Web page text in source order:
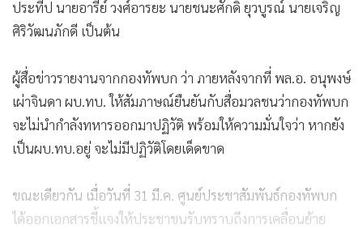
ประทีป นายอารีย์ วงศ์อารยะ นายชนะศักดิ์ ยุวบูรณ์ นายเจริญ
ศิริวัฒนภักดี เป็นต้น
ผู้สื่อข่าวรายงานจากกองทัพบก ว่า ภายหลังจากที่ พล.อ. อนุพงษ์
เผ่าจินดา ผบ.ทบ. ให้สัมภาษณ์ยืนยันกับสื่อมวลชนว่ากองทัพบก
จะไม่นำกำลังทหารออกมาปฏิวัติ พร้อมให้ความมั่นใจว่า หากยัง
เป็นผบ.ทบ.อยู่ จะไม่มีปฏิวัติโดยเด็ดขาด
ขณะเดียวกัน เมื่อวันที่ 31 มี.ค. ศูนย์ประชาสัมพันธ์กองทัพบก
ได้ออกเอกสารชี้แจงให้ประชาชนรับทราบถึงการเคลื่อนย้าย